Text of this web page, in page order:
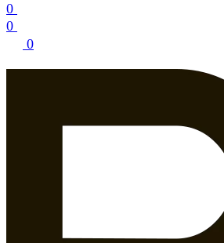
0
0
0